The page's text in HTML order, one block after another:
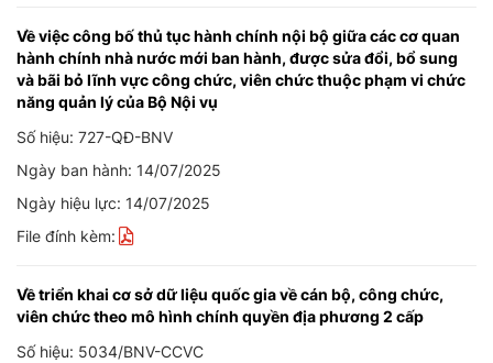
Về việc công bố thủ tục hành chính nội bộ giữa các cơ quan
hành chính nhà nước mới ban hành, được sửa đổi, bổ sung
và bãi bỏ lĩnh vực công chức, viên chức thuộc phạm vi chức
năng quản lý của Bộ Nội vụ
Số hiệu: 727-QĐ-BNV
Ngày ban hành: 14/07/2025
Ngày hiệu lực: 14/07/2025
File đính kèm:
Về triển khai cơ sở dữ liệu quốc gia về cán bộ, công chức,
viên chức theo mô hình chính quyền địa phương 2 cấp
Số hiệu: 5034/BNV-CCVC